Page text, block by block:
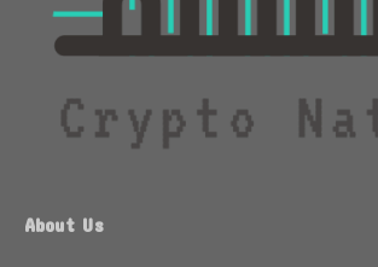
About Us